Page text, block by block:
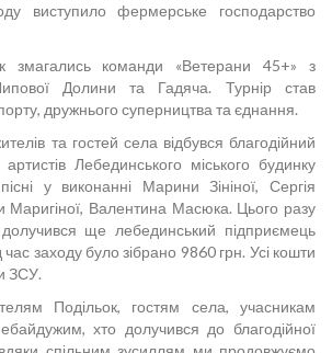
виступило фермерське господарство
змагались команди «Ветерани 45+» з
Долини та Гадяча. Турнір став
дружнього суперництва та єднання.
та гостей села відбувся благодійний
Лебединського міського будинку
у виконанні Марини Зініної, Сергія
Маригіної, Валентина Масюка. Цього разу
долучився ще лебединський підприємець
заходу було зібрано 9860 грн. Усі кошти
ЗСУ.
Подільок, гостям села, учасникам
хто долучився до благодійної